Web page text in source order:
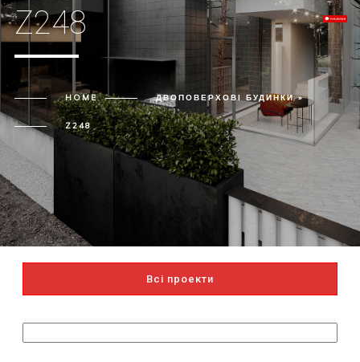
Z248
HOME ДВОПОВЕРХОВІ БУДИНКИ »
Z248
Всі проекти